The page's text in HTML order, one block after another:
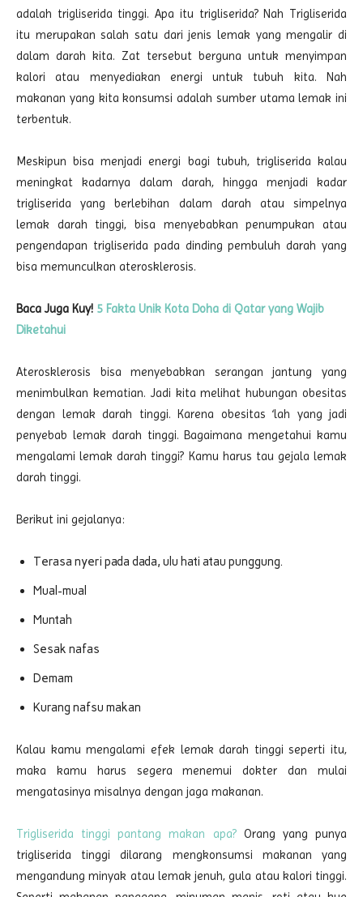
adalah trigliserida tinggi. Apa itu trigliserida? Nah Trigliserida
itu merupakan salah satu dari jenis lemak yang mengalir di
dalam darah kita. Zat tersebut berguna untuk menyimpan
kalori atau menyediakan energi untuk tubuh kita. Nah
makanan yang kita konsumsi adalah sumber utama lemak ini
terbentuk.
Meskipun bisa menjadi energi bagi tubuh, trigliserida kalau
meningkat kadarnya dalam darah, hingga menjadi kadar
trigliserida yang berlebihan dalam darah atau simpelnya
lemak darah tinggi, bisa menyebabkan penumpukan atau
pengendapan trigliserida pada dinding pembuluh darah yang
bisa memunculkan aterosklerosis.
Baca Juga Kuy! 5 Fakta Unik Kota Doha di Qatar yang Wajib
Diketahui
Aterosklerosis bisa menyebabkan serangan jantung yang
menimbulkan kematian. Jadi kita melihat hubungan obesitas
dengan lemak darah tinggi. Karena obesitas ‘lah yang jadi
penyebab lemak darah tinggi. Bagaimana mengetahui kamu
mengalami lemak darah tinggi? Kamu harus tau gejala lemak
darah tinggi.
Berikut ini gejalanya:
Terasa nyeri pada dada, ulu hati atau punggung.
Mual-mual
Muntah
Sesak nafas
Demam
Kurang nafsu makan
Kalau kamu mengalami efek lemak darah tinggi seperti itu,
maka kamu harus segera menemui dokter dan mulai
mengatasinya misalnya dengan jaga makanan.
Trigliserida tinggi pantang makan apa?Orang yang punya
trigliserida tinggi dilarang mengkonsumsi makanan yang
mengandung minyak atau lemak jenuh, gula atau kalori tinggi.